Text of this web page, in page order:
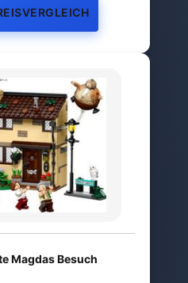
Magdas Besuch